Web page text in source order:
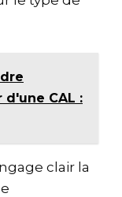
CAL :
clair la